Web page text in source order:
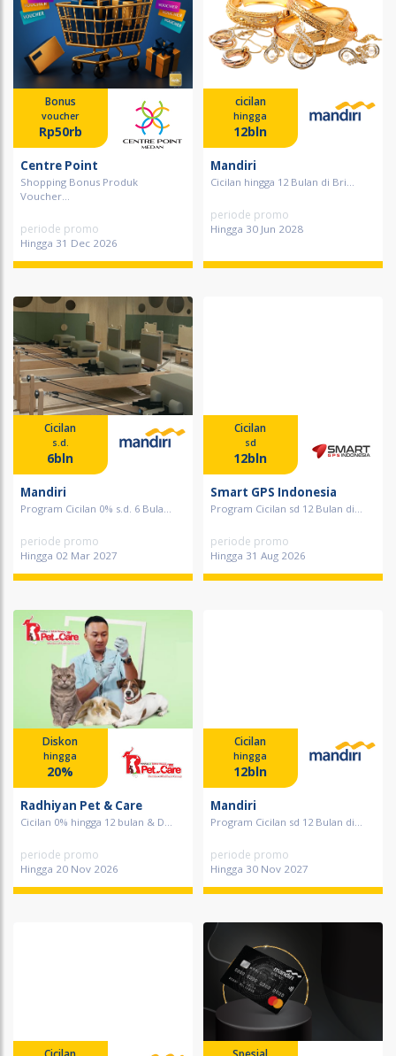
Bonus
voucher
Rp50rb
Centre Point
Shopping Bonus Produk
Voucher...
periode promo
Hingga 31 Dec 2026
cicilan
hingga
12bln
Mandiri
Cicilan hingga 12 Bulan di Bri...
periode promo
Hingga 30 Jun 2028
Cicilan
s.d.
6bln
Mandiri
Program Cicilan 0% s.d. 6 Bula...
periode promo
Hingga 02 Mar 2027
Cicilan
sd
12bln
Smart GPS Indonesia
Program Cicilan sd 12 Bulan di...
periode promo
Hingga 31 Aug 2026
Diskon
hingga
20%
Radhiyan Pet & Care
Cicilan 0% hingga 12 bulan & D...
periode promo
Hingga 20 Nov 2026
Cicilan
hingga
12bln
Mandiri
Program Cicilan sd 12 Bulan di...
periode promo
Hingga 30 Nov 2027